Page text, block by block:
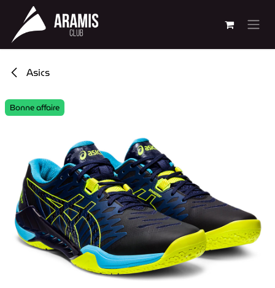
Se rendre au contenu
Asics
Bonne affaire